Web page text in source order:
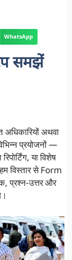
WhatsApp
समझें
अथवा
प्रयोजनों —
या विशेष
विस्तार से Form
प्रश्न-उत्तर और